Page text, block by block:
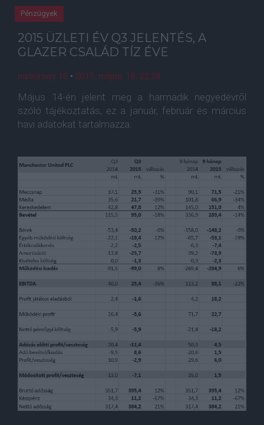
Pénzügyek
2015 ÜZLETI ÉV Q3 JELENTÉS, A
GLAZER CSALÁD TÍZ ÉVE
nistelrooy 10 • 2015. május. 18. 22:28
Május 14-én jelent meg a harmadik negyedévrõl
szóló tájékoztatás, ez a január, február és március
havi adatokat tartalmazza: